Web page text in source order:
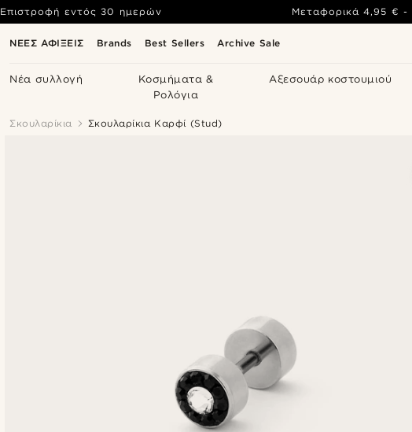
ΝΕΕΣ ΑΦΙΞΕΙΣ Brands Best Sellers Archive Sale
Νέα συλλογή
Κοσμήματα &
Ρολόγια
Αξεσουάρ κοστουμιού
Επιστροφή εντός 30 ημερών Μεταφορικά 4,95 € -
Σκουλαρίκια Σκουλαρίκια Καρφί (Stud)